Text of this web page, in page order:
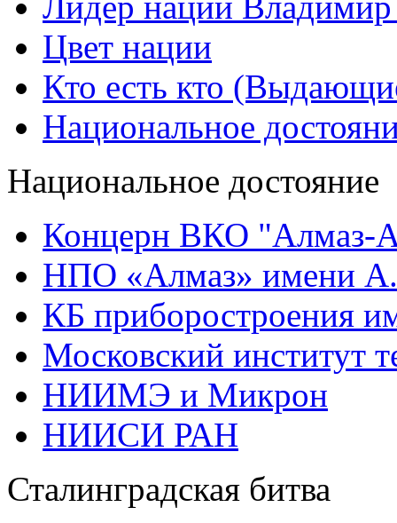
Цвет нации
Кто есть кто
Национальное
Национальное достояние
Концерн ВКО "Алмаз-
НПО «Алмаз» имени
КБ приборостроения
Московский институт
НИИМЭ и Микрон
НИИСИ РАН
Сталинградская битва